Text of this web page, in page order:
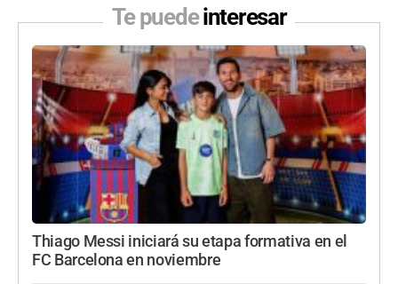
Te puedeinteresar
Thiago Messi iniciará su etapa formativa en el
FC Barcelona en noviembre